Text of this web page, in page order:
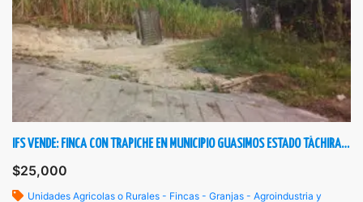
IFS VENDE: FINCA CON TRAPICHE EN MUNICIPIO GUASIMOS ESTADO TÁCHIRA VENEZUELA.
$25,000
Unidades Agricolas o Rurales - Fincas - Granjas - Agroindustria y